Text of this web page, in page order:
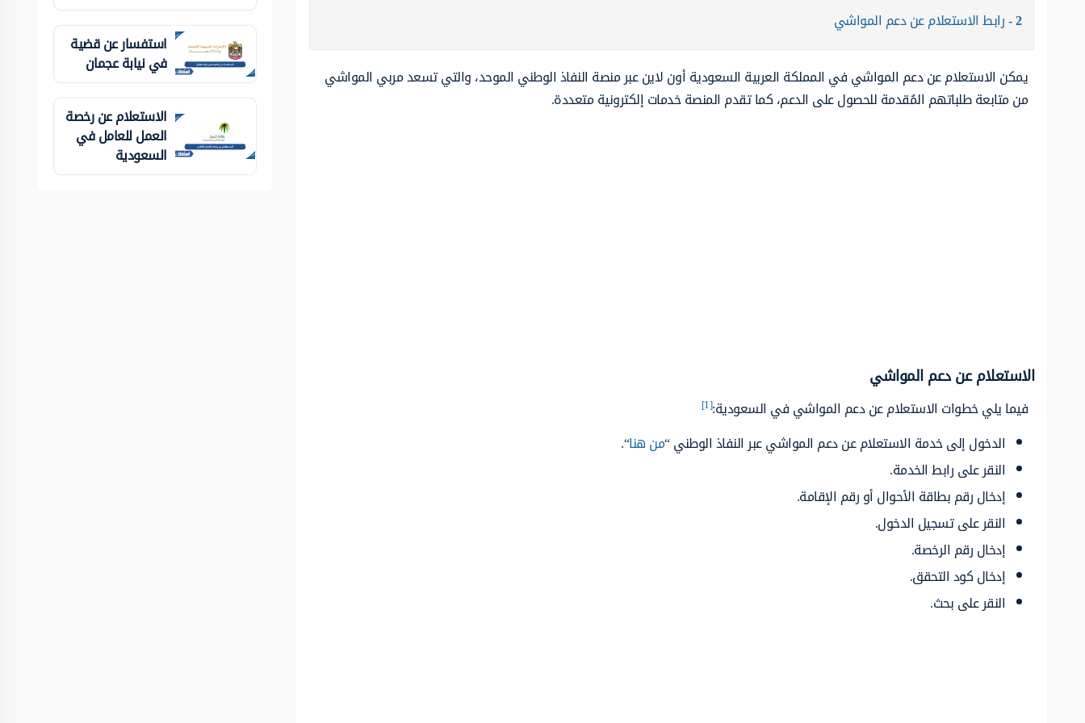
2 رابط الاستعلام عن دعم المواشي
يمكن الاستعلام عن دعم المواشي في المملكة العربية السعودية أون لاين عبر منصة النفاذ الوطني الموحد، والتي تسعد مربي المواشي
من متابعة طلباتهم المُقدمة للحصول على الدعم، كما تقدم المنصة خدمات إلكترونية متعددة.
الاستعلام عن دعم المواشي
فيما يلي خطوات الاستعلام عن دعم المواشي في السعودية:[1]
الدخول إلى خدمة الاستعلام عن دعم المواشي عبر النفاذ الوطني “من هنا“.
النقر على رابط الخدمة.
إدخال رقم بطاقة الأحوال أو رقم الإقامة.
النقر على تسجيل الدخول.
إدخال رقم الرخصة.
إدخال كود التحقق.
النقر على بحث.
استفسار عن قضية
في نيابة عجمان
الاستعلام عن رخصة
العمل للعامل في
السعودية